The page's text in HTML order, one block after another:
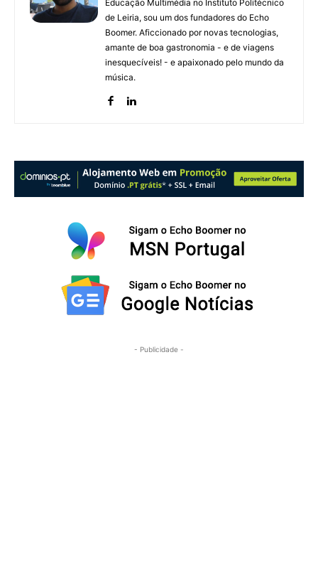
Educação Multimédia no Instituto Politécnico
de Leiria, sou um dos fundadores do Echo
Boomer. Aficcionado por novas tecnologias,
amante de boa gastronomia - e de viagens
inesquecíveis! - e apaixonado pelo mundo da
música.
- Publicidade -